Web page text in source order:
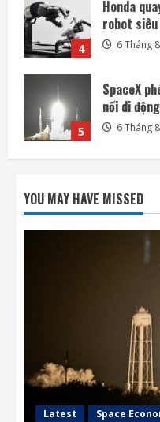
5
SpaceX
nối di
6 Tháng
1
Mảnh tên
với tốc độ
6 Tháng
2
kiềm chế
6 Tháng
Mô hình
trong thử
6 Tháng
4
Honda
robot siêu
6 Tháng
YOU MAY HAVE MISSED
Latest Space